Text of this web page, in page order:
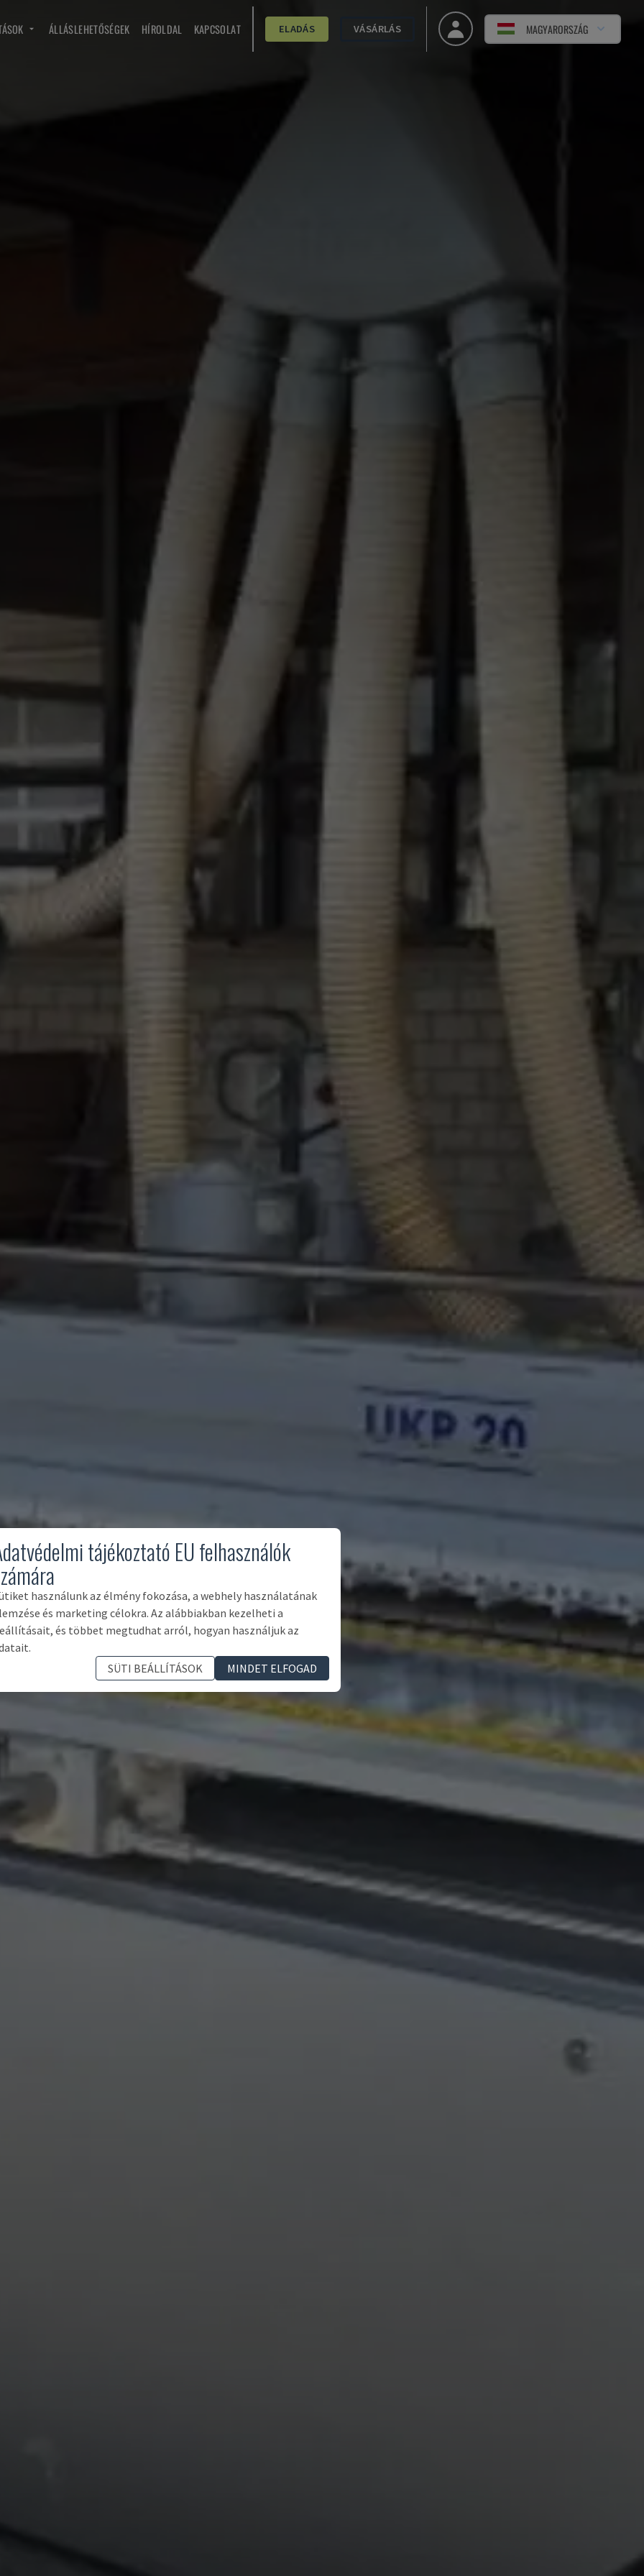
ÁLLÁSLEHETŐSÉGEK HÍROLDAL KAPCSOLAT ELADÁS VÁSÁRLÁS MAGYARORSZÁG
tájékoztató EU felhasználók
használunk az élmény fokozása, a webhely használatának
és marketing célokra. Az alábbiakban kezelheti a
és többet megtudhat arról, hogyan használjuk az
SÜTI BEÁLLÍTÁSOK
MINDET ELFOGAD